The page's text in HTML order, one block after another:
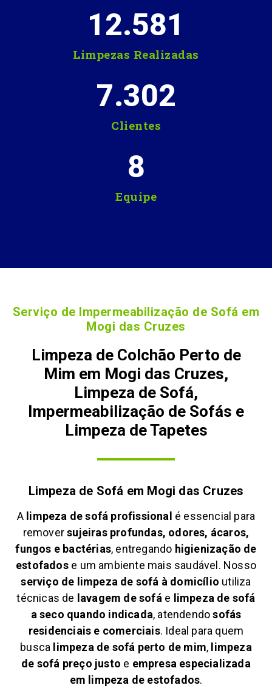
Limpezas Realizadas
12.581
Clientes
7.302
Equipe
8
Serviço de Impermeabilização de Sofá em
Mogi das Cruzes
Limpeza de Colchão Perto de
Mim em Mogi das Cruzes,
Limpeza de Sofá,
Impermeabilização de Sofás e
Limpeza de Tapetes
Limpeza de Sofá em Mogi das Cruzes
A limpeza de sofá profissional é essencial para
removersujeiras profundas, odores, ácaros,
fungos e bactérias, entregando higienização de
estofadose um ambiente mais saudável. Nosso
serviço de limpeza de sofá à domicílio utiliza
técnicas de lavagem de sofá e limpeza de sofá
a seco quando indicada, atendendosofás
residenciais e comerciais. Ideal para quem
busca limpeza de sofá perto de mim, limpeza
de sofá preço justo e empresa especializada
em limpeza de estofados.